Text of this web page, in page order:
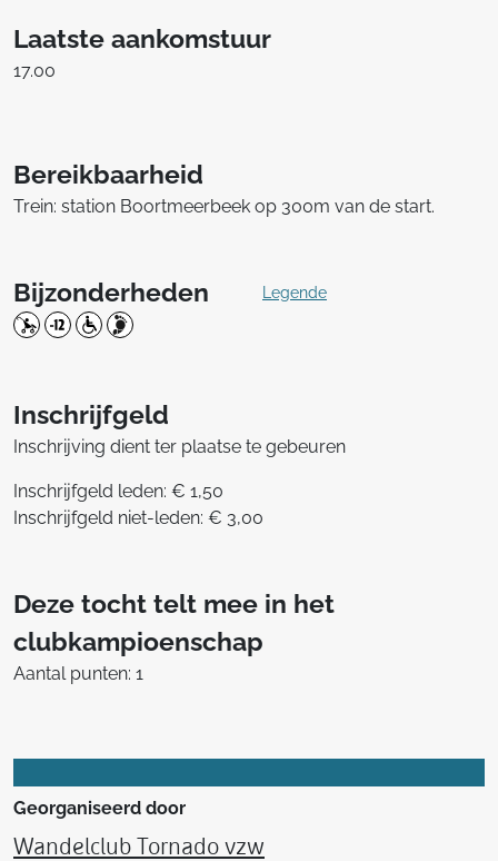
Laatste aankomstuur
17.00
Bereikbaarheid
Trein: station Boortmeerbeek op 300m van de start.
Bijzonderheden Legende
Inschrijfgeld
Inschrijving dient ter plaatse te gebeuren
Inschrijfgeld leden: € 1,50
Inschrijfgeld niet-leden: € 3,00
Deze tocht telt mee in het
clubkampioenschap
Aantal punten: 1
Georganiseerd door
Wandelclub Tornado vzw